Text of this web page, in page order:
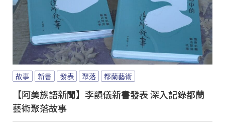
故事 新書 發表 聚落 都蘭藝術
【阿美族語新聞】李韻儀新書發表 深入記錄都蘭
藝術聚落故事